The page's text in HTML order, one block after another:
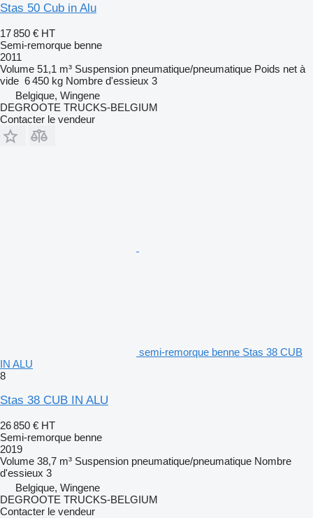
Stas 50 Cub in Alu
17 850 € HT
Semi-remorque benne
2011
Volume 51,1 m³ Suspension pneumatique/pneumatique Poids net à
vide 6 450 kg Nombre d'essieux 3
Belgique, Wingene
DEGROOTE TRUCKS-BELGIUM
Contacter le vendeur
semi-remorque benne Stas 38 CUB
IN ALU
8
Stas 38 CUB IN ALU
26 850 € HT
Semi-remorque benne
2019
Volume 38,7 m³ Suspension pneumatique/pneumatique Nombre
d'essieux 3
Belgique, Wingene
DEGROOTE TRUCKS-BELGIUM
Contacter le vendeur